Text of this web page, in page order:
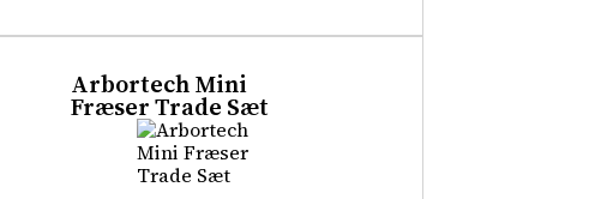
Arbortech Mini
Fræser Trade Sæt